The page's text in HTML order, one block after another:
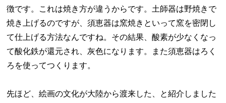
徴です。これは焼き方が違うからです。土師器は野焼きで
焼き上げるのですが、須恵器は窯焼きといって窯を密閉し
て仕上げる方法なんですね。その結果、酸素が少なくなっ
て酸化鉄が還元され、灰色になります。また須恵器はろく
ろを使ってつくります。
先ほど、絵画の文化が大陸から渡来した、と紹介しました